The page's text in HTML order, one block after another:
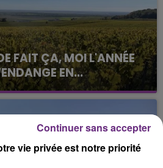
FAIT ÇA, MOI L'ANNÉE
EN...
a débuté ce jeudi 6
de Montgueux (Aube). Du
vie privée est notre priorité
Continuer sans accepter